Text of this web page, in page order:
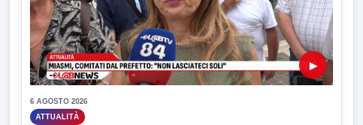
▶
6 AGOSTO 2026
ATTUALITÀ